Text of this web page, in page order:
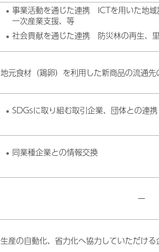
事業活動を通じた連携 ICTを用いた地域
一次産業支援、等
社会貢献を通じた連携 防災林の再生、
地元食材（鶏卵）を利用した新商品の流通先
SDGsに取り組む取引企業、団体との連携
同業種企業との情報交換
ー
生産の自動化、省力化へ協力していただける